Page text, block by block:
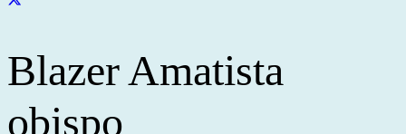
Blazer Amatista
obispo